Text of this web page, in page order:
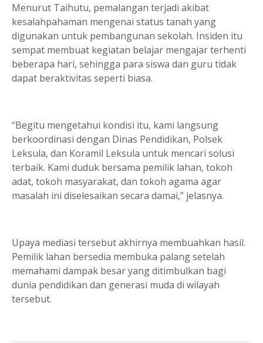
Menurut Taihutu, pemalangan terjadi akibat
kesalahpahaman mengenai status tanah yang
digunakan untuk pembangunan sekolah. Insiden itu
sempat membuat kegiatan belajar mengajar terhenti
beberapa hari, sehingga para siswa dan guru tidak
dapat beraktivitas seperti biasa.
“Begitu mengetahui kondisi itu, kami langsung
berkoordinasi dengan Dinas Pendidikan, Polsek
Leksula, dan Koramil Leksula untuk mencari solusi
terbaik. Kami duduk bersama pemilik lahan, tokoh
adat, tokoh masyarakat, dan tokoh agama agar
masalah ini diselesaikan secara damai,” jelasnya.
Upaya mediasi tersebut akhirnya membuahkan hasil.
Pemilik lahan bersedia membuka palang setelah
memahami dampak besar yang ditimbulkan bagi
dunia pendidikan dan generasi muda di wilayah
tersebut.